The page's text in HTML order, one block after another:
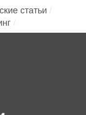
статьи